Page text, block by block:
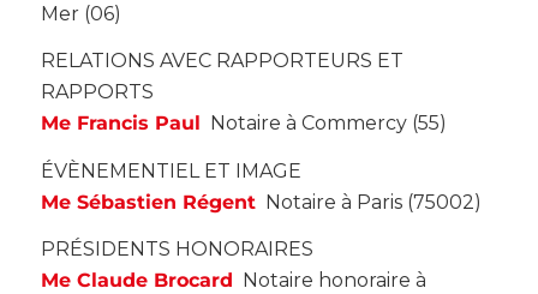
Mer (06)
RELATIONS AVEC RAPPORTEURS ET
RAPPORTS
Me Francis Paul Notaire à Commercy (55)
ÉVÈNEMENTIEL ET IMAGE
Me Sébastien RégentNotaire à Paris (75002)
PRÉSIDENTS HONORAIRES
Me Claude Brocard Notaire honoraire à